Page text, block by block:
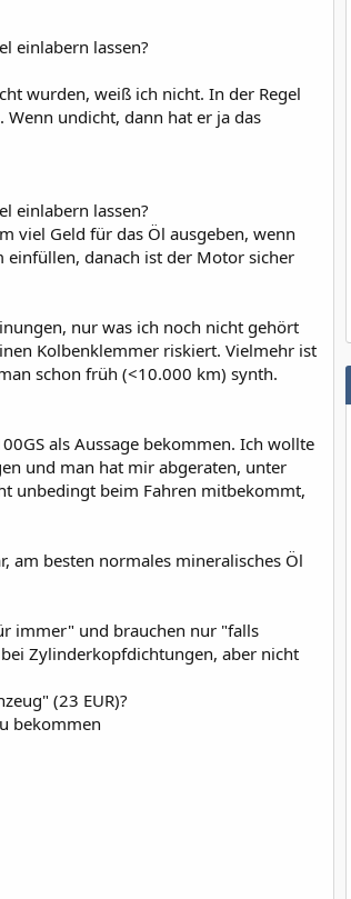
einlabern lassen?
wurden, weiß ich nicht. In der Regel
undicht, dann hat er ja das
einlabern lassen?
viel Geld für das Öl ausgeben, wenn
danach ist der Motor sicher
nur was ich noch nicht gehört
Kolbenklemmer riskiert. Vielmehr ist
schon früh (<10.000 km) synth.
als Aussage bekommen. Ich wollte
und man hat mir abgeraten, unter
unbedingt beim Fahren mitbekommt,
am besten normales mineralisches Öl
immer" und brauchen nur "falls
Zylinderkopfdichtungen, aber nicht
(23 EUR)?
bekommen